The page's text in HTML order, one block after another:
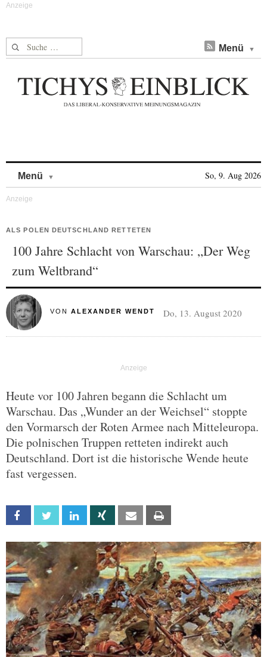
Suche nach: Menü
Menü So, 9. Aug 2026
ALS POLEN DEUTSCHLAND RETTETEN
100 Jahre Schlacht von Warschau: „Der Weg
zum Weltbrand“
VON ALEXANDER WENDT Do, 13. August 2020
Heute vor 100 Jahren begann die Schlacht um
Warschau. Das „Wunder an der Weichsel“ stoppte
den Vormarsch der Roten Armee nach Mitteleuropa.
Die polnischen Truppen retteten indirekt auch
Deutschland. Dort ist die historische Wende heute
fast vergessen.
Facebook Twitter Linkedin Xing Email